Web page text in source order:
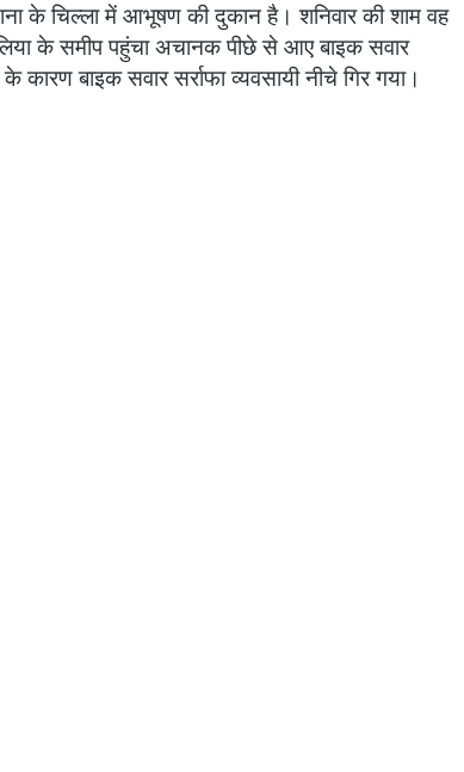
के चिल्ला में आभूषण की दुकान है। शनिवार की शाम वह
के समीप पहुंचा अचानक पीछे से आए बाइक सवार
कारण बाइक सवार सर्राफा व्यवसायी नीचे गिर गया।